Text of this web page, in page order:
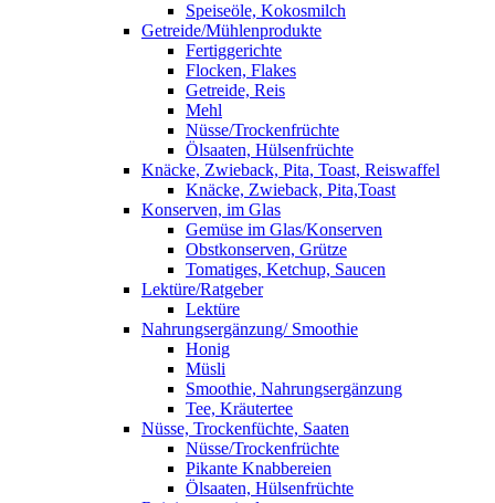
Speiseöle, Kokosmilch
Getreide/Mühlenprodukte
Fertiggerichte
Flocken, Flakes
Getreide, Reis
Mehl
Nüsse/Trockenfrüchte
Ölsaaten, Hülsenfrüchte
Knäcke, Zwieback, Pita, Toast, Reiswaffel
Knäcke, Zwieback, Pita,Toast
Konserven, im Glas
Gemüse im Glas/Konserven
Obstkonserven, Grütze
Tomatiges, Ketchup, Saucen
Lektüre/Ratgeber
Lektüre
Nahrungsergänzung/ Smoothie
Honig
Müsli
Smoothie, Nahrungsergänzung
Tee, Kräutertee
Nüsse, Trockenfüchte, Saaten
Nüsse/Trockenfrüchte
Pikante Knabbereien
Ölsaaten, Hülsenfrüchte